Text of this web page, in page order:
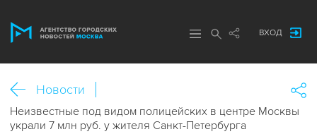
ВХОД
Новости
Неизвестные под видом полицейских в центре Москвы
украли 7 млн руб. у жителя Санкт-Петербурга